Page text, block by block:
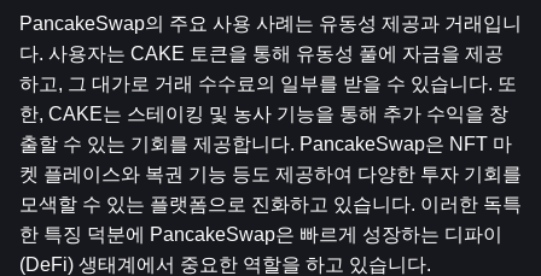
PancakeSwap의 주요 사용 사례는 유동성 제공과 거래입니
다. 사용자는 CAKE 토큰을 통해 유동성 풀에 자금을 제공
하고, 그 대가로 거래 수수료의 일부를 받을 수 있습니다. 또
한, CAKE는 스테이킹 및 농사 기능을 통해 추가 수익을 창
출할 수 있는 기회를 제공합니다. PancakeSwap은 NFT 마
켓 플레이스와 복권 기능 등도 제공하여 다양한 투자 기회를
모색할 수 있는 플랫폼으로 진화하고 있습니다. 이러한 독특
한 특징 덕분에 PancakeSwap은 빠르게 성장하는 디파이
(DeFi) 생태계에서 중요한 역할을 하고 있습니다.